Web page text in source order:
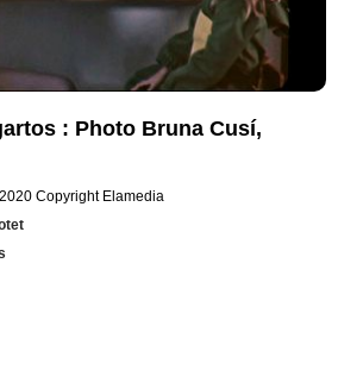
: Photo Bruna Cusí,
Copyright Elamedia